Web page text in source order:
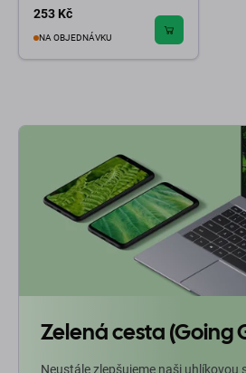
253 Kč
NA OBJEDNÁVKU
Zelená cesta (Going
Neustále zlepšujeme naši uhlíkovou